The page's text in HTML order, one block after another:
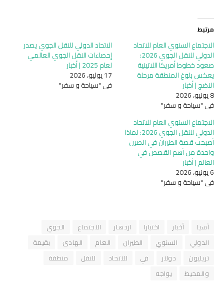
مرتبط
الاجتماع السنوي العام للاتحاد
الدولي للنقل الجوي 2026:
صعود خطوط أمريكا اللاتينية
يعكس بلوغ المنطقة مرحلة
النضج | أخبار
8 يونيو، 2026
في "سياحة و سفر"
الاتحاد الدولي للنقل الجوي يصدر
إحصاءات النقل الجوي العالمي
لعام 2025 | أخبار
17 يوليو، 2026
في "سياحة و سفر"
الاجتماع السنوي العام للاتحاد
الدولي للنقل الجوي 2026: لماذا
أصبحت قصة الطيران في الصين
واحدة من أهم القصص في
العالم | أخبار
6 يونيو، 2026
في "سياحة و سفر"
آسيا أخبار اختبارا ازدهار الاجتماع
الجوي
الدولي
السنوي الطيران العام الهادئ
بقيمة
تريليون
دولار في للاتحاد للنقل
منطقة
والمحيط
يواجه